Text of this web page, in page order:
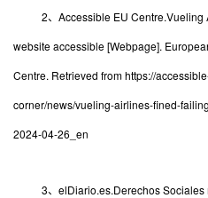
2、Accessible EU
website accessible [Webpage].
Centre. Retrieved from https://
corner/news/vueling-airlines-fined-
2024-04-26_en
3、elDiario.es.Derechos